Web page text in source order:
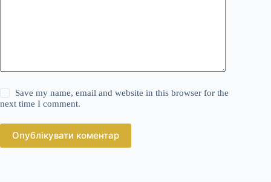
Save my name, email and website in this browser for the
next time I comment.
Опублікувати коментар